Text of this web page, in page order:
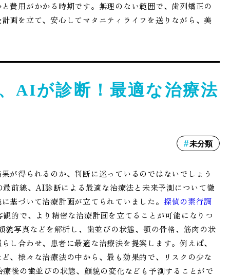
費用がかかる時期です。無理のない範囲で、歯列矯正の
画を立て、安心してマタニティライフを送りながら、美
AIが診断！最適な治療法
未分類
が得られるのか、判断に迷っているのではないでしょう
前線、AI診断による最適な治療法と未来予測について徹
基づいて治療計画が立てられていました。 探偵の素行調
的で、より精密な治療計画を立てることが可能になりつ
写真などを解析し、歯並びの状態、顎の骨格、筋肉の状
し合わせ、患者に最適な治療法を提案します。例えば、
、様々な治療法の中から、最も効果的で、リスクの少な
後の歯並びの状態、顔貌の変化なども予測することがで